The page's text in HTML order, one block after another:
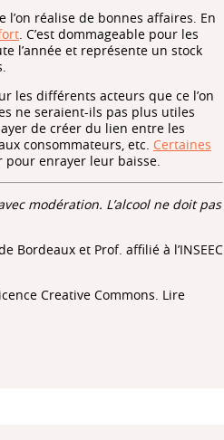
l’on réalise de bonnes affaires. En
. C’est dommageable pour les
l’année et représente un stock
les différents acteurs que ce l’on
ne seraient-ils pas plus utiles
de créer du lien entre les
consommateurs, etc. Certaines
pour enrayer leur baisse.
modération. L’alcool ne doit pas
Bordeaux et Prof. affilié à l’INSEEC
Creative Commons. Lire